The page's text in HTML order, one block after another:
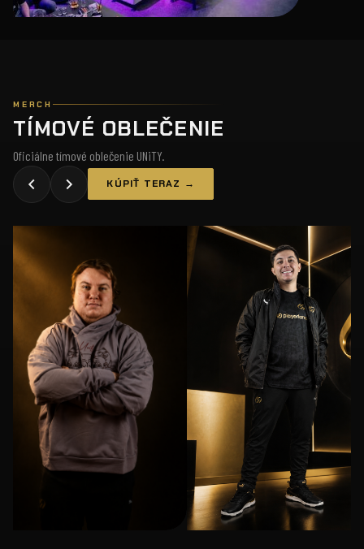
MERCH
TÍMOVÉ OBLEČENIE
Oficiálne tímové oblečenie UNiTY.
KÚPIŤ TERAZ →